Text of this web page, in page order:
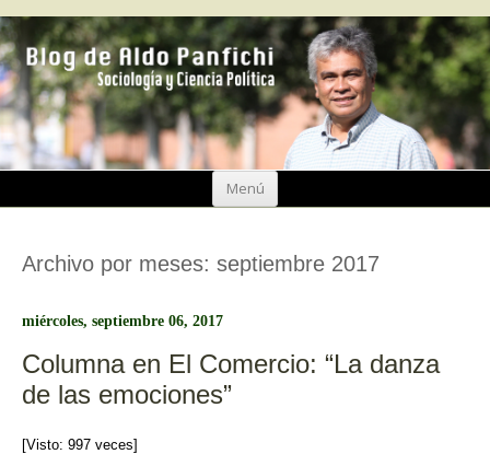
Menú
Ir
Archivo por meses: septiembre 2017
miércoles, septiembre 06, 2017
Columna en El Comercio: “La danza
de las emociones”
[Visto: 997 veces]